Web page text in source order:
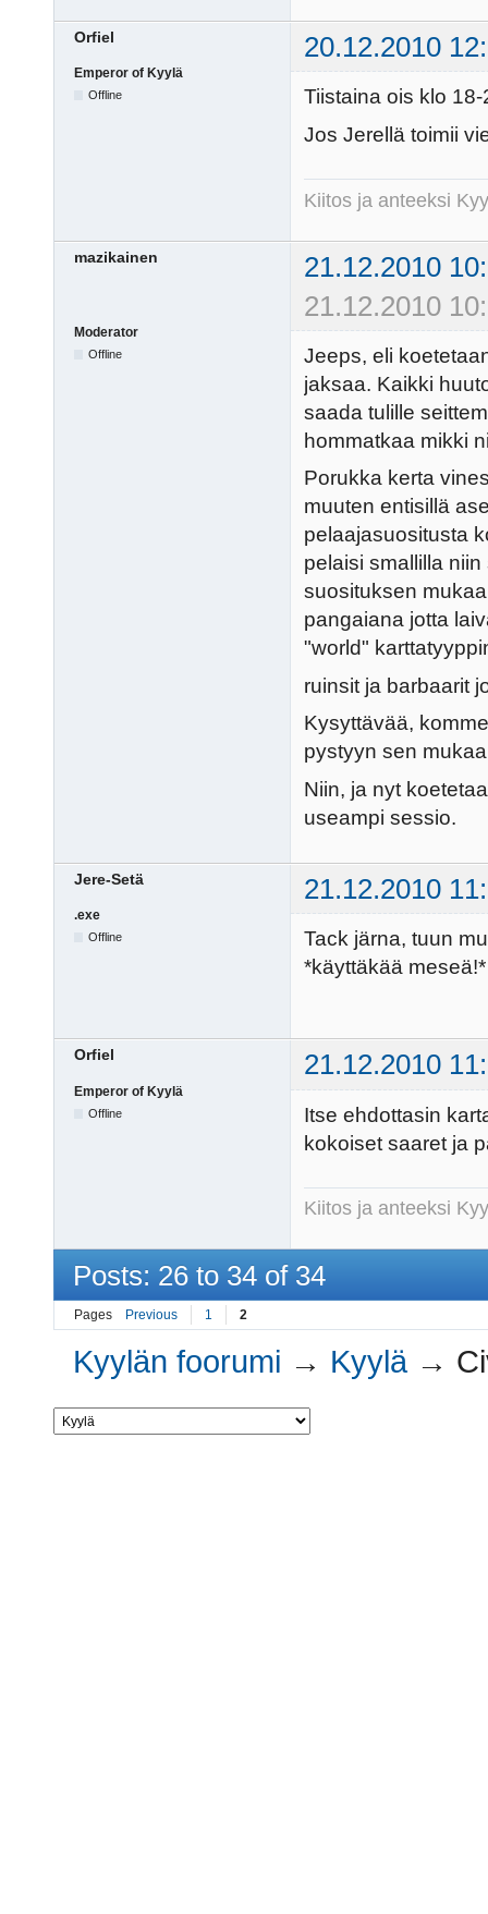
Orfiel 20.12.2010
Emperor of Kyylä
Offline
Tiistaina ois klo
Jos Jerellä toimii
Kiitos ja anteeksi
mazikainen
21.12.2010
21.12.2010
Moderator
Offline
Jeeps, eli
jaksaa. Kaikki
saada tulille
hommatkaa mikki
Porukka kerta
muuten entisillä
pelaajasuositusta
pelaisi smallilla
suosituksen
pangaiana jotta
"world"
ruinsit ja barbaarit
Kysyttävää,
pystyyn sen
Niin, ja nyt
useampi sessio.
Jere-Setä 21.12.2010
.exe
Offline
Tack järna, tuun
*käyttäkää
Orfiel 21.12.2010
Emperor of Kyylä
Offline
Itse ehdottasin
kokoiset saaret ja
Kiitos ja anteeksi
Posts: 26 to 34 of 34
Pages Previous 1 2
Kyylän foorumi → Kyylä →